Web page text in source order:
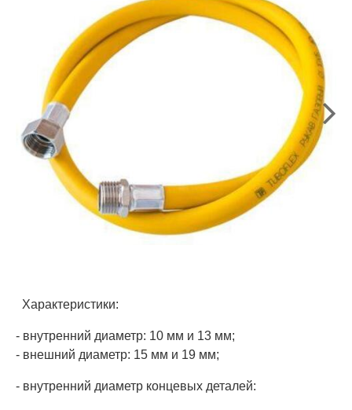
Характеристики:
- внутренний диаметр: 10 мм и 13 мм;
- внешний диаметр: 15 мм и 19 мм;
- внутренний диаметр концевых деталей: